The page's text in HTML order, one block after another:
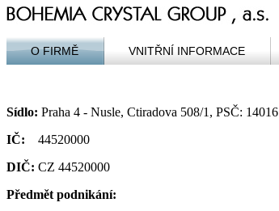
O FIRMĚ VNITŘNÍ INFORMACE
Sídlo: Praha 4 - Nusle, Ctiradova 508/1, PSČ: 14016
IČ: 44520000
DIČ: CZ 44520000
Předmět podnikání: